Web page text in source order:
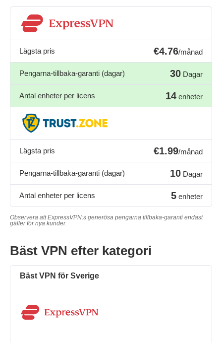
Lägsta pris €4.76/månad
Pengarna-tillbaka-garanti (dagar) 30 Dagar
Antal enheter per licens 14 enheter
Lägsta pris €1.99/månad
Pengarna-tillbaka-garanti (dagar) 10 Dagar
Antal enheter per licens 5 enheter
Observera att ExpressVPN:s generösa pengarna tillbaka-garanti endast
gäller för nya kunder.
Bäst VPN efter kategori
Bäst VPN för Sverige